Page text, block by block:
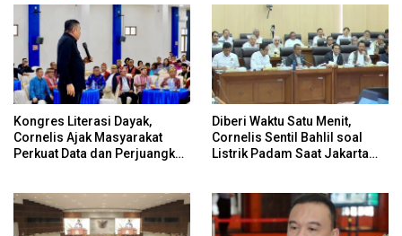
Kongres Literasi Dayak,
Cornelis Ajak Masyarakat
Perkuat Data dan Perjuangkan
Diberi Waktu Satu Menit,
Cornelis Sentil Bahlil soal
Listrik Padam Saat Jakarta